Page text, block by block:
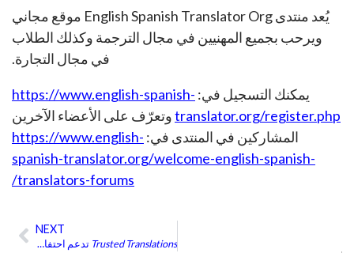
يُعد منتدى English Spanish Translator Org موقع مجاني
ويرحب بجميع المهنيين في مجال الترجمة وكذلك الطلاب
في مجال التجارة.
يمكنك التسجيل في: https://www.english-spanish-
translator.org/register.phpوتعرّف على الأعضاء الآخرين
المشاركين في المنتدى في: https://www.english-
spanish-translator.org/welcome-english-spanish-
translators-forums/
NEXT
Trusted Translations تدعم احتفالية سانت جود